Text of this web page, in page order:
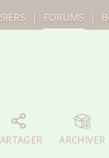
ARCHIVER
| FORUMS |